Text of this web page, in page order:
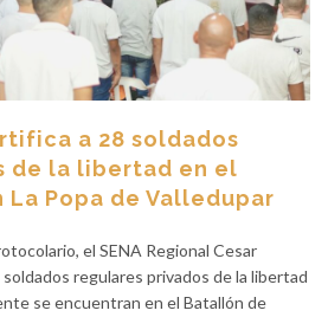
a 28 soldados
de la libertad en el
La Popa de Valledupar
el SENA Regional Cesar
regulares privados de la libertad
se encuentran en el Batallón de